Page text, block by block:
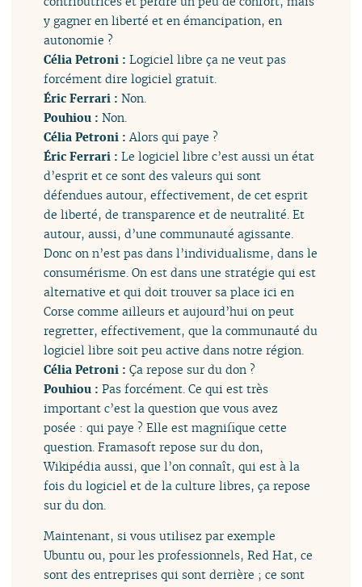
y gagner en liberté et en émancipation, en
autonomie ?
Célia Petroni :Logiciel libre ça ne veut pas
forcément dire logiciel gratuit.
Éric Ferrari :Non.
Pouhiou :Non.
Célia Petroni :Alors qui paye ?
Éric Ferrari :Le logiciel libre c’est aussi un état
d’esprit et ce sont des valeurs qui sont
défendues autour, effectivement, de cet esprit
de liberté, de transparence et de neutralité. Et
autour, aussi, d’une communauté agissante.
Donc on n’est pas dans l’individualisme, dans le
consumérisme. On est dans une stratégie qui est
alternative et qui doit trouver sa place ici en
Corse comme ailleurs et aujourd’hui on peut
regretter, effectivement, que la communauté du
logiciel libre soit peu active dans notre région.
Célia Petroni :Ça repose sur du don ?
Pouhiou :Pas forcément. Ce qui est très
important c’est la question que vous avez
posée : qui paye ? Elle est magnifique cette
question. Framasoft repose sur du don,
Wikipédia aussi, que l’on connaît, qui est à la
fois du logiciel et de la culture libres, ça repose
sur du don.
Maintenant, si vous utilisez par exemple
Ubuntu ou, pour les professionnels, Red Hat, ce
sont des entreprises qui sont derrière ; ce sont